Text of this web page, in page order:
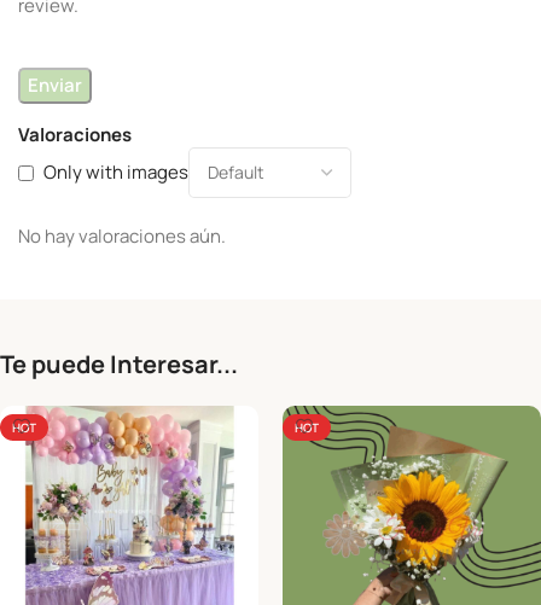
Valoraciones
Only with images
No hay valoraciones aún.
review.
Te puede Interesar...
HOT HOT